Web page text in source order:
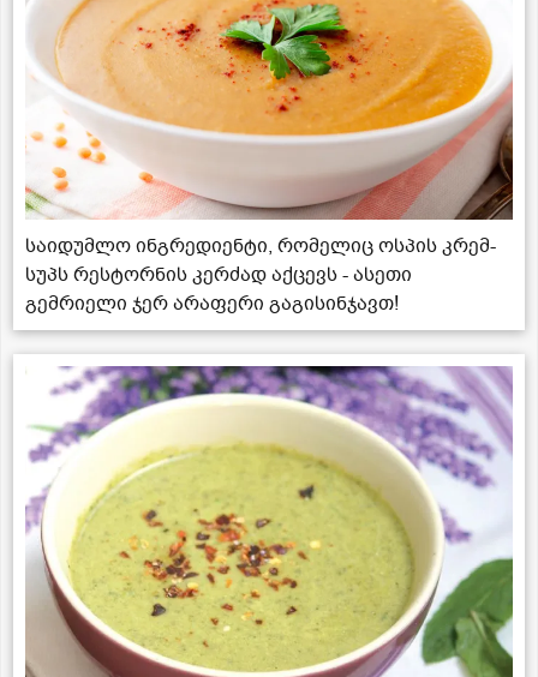
საიდუმლო ინგრედიენტი, რომელიც ოსპის კრემ-
სუპს რესტორნის კერძად აქცევს - ასეთი
გემრიელი ჯერ არაფერი გაგისინჯავთ!